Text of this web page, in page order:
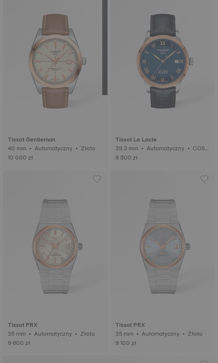
Tissot Gentleman
40 mm • Automatyczny • Złoto
10 000 zł
Tissot Le Locle
39.3 mm • Automatyczny • COS
C • Złoto
9 500 zł
Tissot PRX
35 mm • Automatyczny • Złoto
9 600 zł
Tissot PRX
35 mm • Automatyczny • Złoto
9 100 zł